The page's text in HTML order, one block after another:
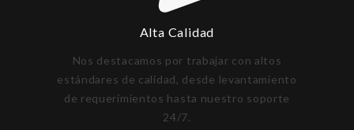
Alta Calidad
Nos destacamos por trabajar con altos
estándares de calidad, desde levantamiento
de requerimientos hasta nuestro soporte
24/7.